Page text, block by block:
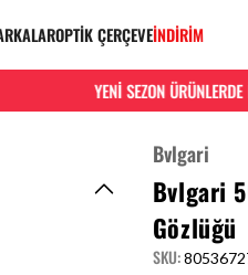
OPTİK ÇERÇEVEİNDİRİM
YENİ SEZON ÜRÜNLERDE
Bvlgari
Bvlgari
Gözlüğü
SKU: